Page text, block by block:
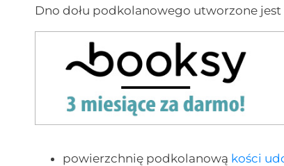
Dno dołu podkolanowego utworzone jest
powierzchnię podkolanową kości